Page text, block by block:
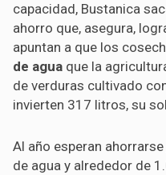
capacidad, Bustanica
ahorro que, asegura,
apuntan a que los
de agua que la
de verduras cultivado
invierten 317 litros, su
Al año esperan ahorrarse
de agua y alrededor de